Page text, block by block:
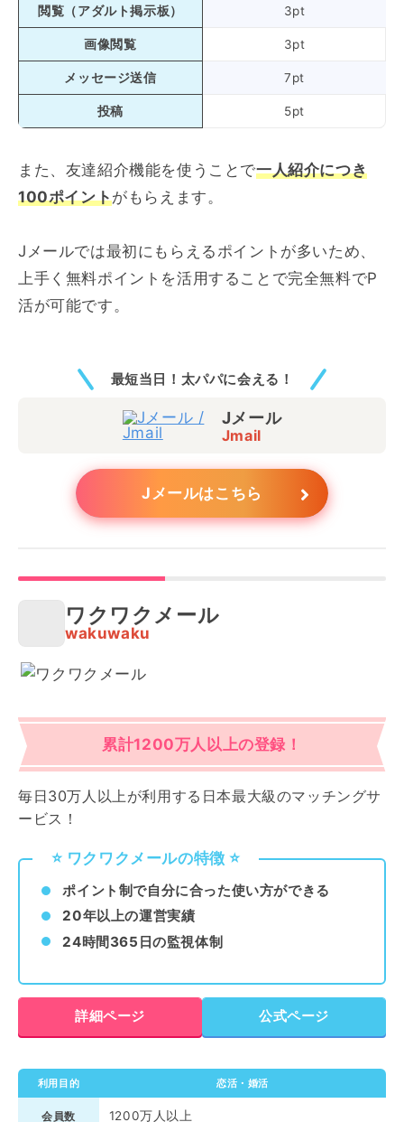
閲覧（アダルト掲示板） 3pt
画像閲覧 3pt
メッセージ送信 7pt
投稿 5pt
また、友達紹介機能を使うことで一人紹介につき
100ポイントがもらえます。
Jメールでは最初にもらえるポイントが多いため、
上手く無料ポイントを活用することで完全無料でP
活が可能です。
最短当日！太パパに会える！
Jメール
Jmail
Jメールはこちら
ワクワクメール
wakuwaku
累計1200万人以上の登録！
毎日30万人以上が利用する日本最大級のマッチングサ
ービス！
⭐️ ワクワクメールの特徴 ⭐️
ポイント制で自分に合った使い方ができる
20年以上の運営実績
24時間365日の監視体制
詳細ページ 公式ページ
利用目的 恋活・婚活
会員数 1200万人以上